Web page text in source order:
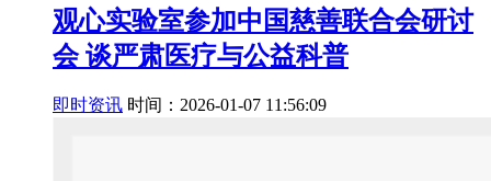
观心实验室参加中国慈善联合会研讨
会 谈严肃医疗与公益科普
即时资讯 时间：2026-01-07 11:56:09